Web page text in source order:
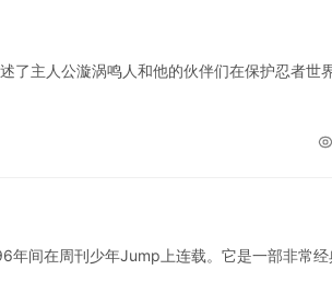
了主人公漩涡鸣人和他的伙伴们在保护忍者世
年间在周刊少年Jump上连载。它是一部非常经